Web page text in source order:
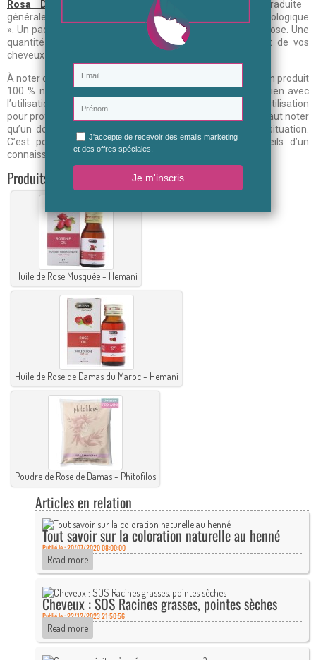
Rosa Damascena
Flower Powder ». Celle-ci est traduite
généralement par « Poudre de Rose issue de l’agriculture biologique
». Un paquet contient principalement 100 g de poudre de rose. Une
quantité nécessaire pour prendre soin de votre peau et de vos
cheveux pendant un long moment.
À noter que la poudre végétale contenue dans le pack est un produit
100 % naturel et pur. Ce qui fait que vous ne risquerez rien avec
l’utilisation de la poudre. Il suffit de suivre les conseils d’utilisation
pour profiter pleinement de la poudre selon vos besoins. Il faut noter
qu’un dosage peut être recommandé en fonction de la situation.
C’est pour cela que vous devriez demander les conseils d’un
connaisseur avant d’appliquer la poudre sur la peau.
Produits associés
Huile de Rose Musquée - Hemani
Huile de Rose de Damas du Maroc - Hemani
Poudre de Rose de Damas - Phitofilos
Articles en relation
Tout savoir sur la coloration naturelle au henné
Publié le : 20/07/2020 08:00:00
Read more
Cheveux : SOS Racines grasses, pointes sèches
Publié le : 22/12/2023 21:50:56
Read more